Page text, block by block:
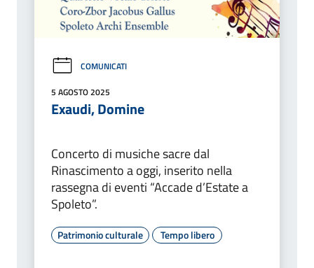
COMUNICATI
5 AGOSTO 2025
Exaudi, Domine
Concerto di musiche sacre dal
Rinascimento a oggi, inserito nella
rassegna di eventi “Accade d’Estate a
Spoleto”.
Patrimonio culturale Tempo libero